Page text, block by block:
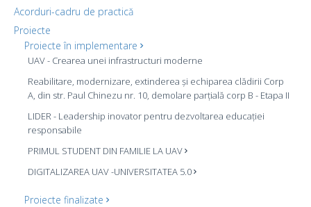
Acorduri-cadru de practică
Proiecte
Proiecte în implementare
UAV - Crearea unei infrastructuri moderne
Reabilitare, modernizare, extinderea și echiparea clădirii Corp
A, din str. Paul Chinezu nr. 10, demolare parțială corp B - Etapa II
LIDER - Leadership inovator pentru dezvoltarea educației
responsabile
PRIMUL STUDENT DIN FAMILIE LA UAV
DIGITALIZAREA UAV -UNIVERSITATEA 5.0
Proiecte finalizate